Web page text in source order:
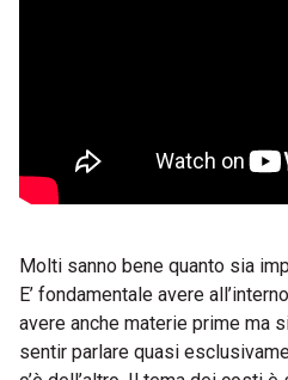
Molti sanno bene quanto sia
E’ fondamentale avere
avere anche materie prime ma
sentir parlare quasi